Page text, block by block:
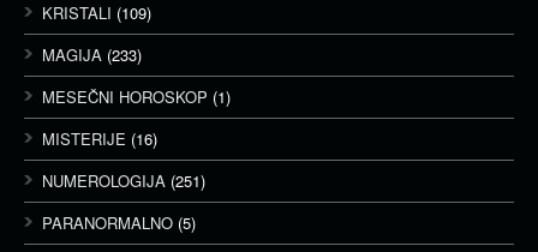
KRISTALI (109)
MAGIJA (233)
MESEČNI HOROSKOP (1)
MISTERIJE (16)
NUMEROLOGIJA (251)
PARANORMALNO (5)